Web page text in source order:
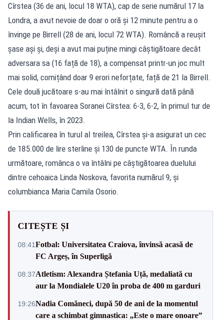
Cîrstea (36 de ani, locul 18 WTA), cap de serie numărul 17 la
Londra, a avut nevoie de doar o oră și 12 minute pentru a o
învinge pe Birrell (28 de ani, locul 72 WTA). Româncă a reușit
șase ași și, deși a avut mai puține mingi câștigătoare decât
adversara sa (16 față de 18), a compensat printr-un joc mult
mai solid, comițând doar 9 erori neforțate, față de 21 la Birrell.
Cele două jucătoare s-au mai întâlnit o singură dată până
acum, tot în favoarea Soranei Cîrstea: 6-3, 6-2, în primul tur de
la Indian Wells, în 2023.
Prin calificarea în turul al treilea, Cîrstea și-a asigurat un cec
de 185.000 de lire sterline și 130 de puncte WTA. În runda
următoare, românca o va întâlni pe câștigătoarea duelului
dintre cehoaica Linda Noskova, favorita numărul 9, și
columbianca Maria Camila Osorio.
CITEȘTE ȘI
08:41Fotbal: Universitatea Craiova, învinsă acasă de
FC Argeș, în Superligă
08:37Atletism: Alexandra Ștefania Uță, medaliată cu
aur la Mondialele U20 în proba de 400 m garduri
19:26Nadia Comăneci, după 50 de ani de la momentul
care a schimbat gimnastica: „Este o mare onoare”